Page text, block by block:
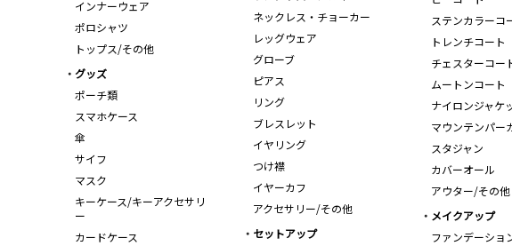
インナーウェア
ポロシャツ
トップス/その他
ステンカラーコ
トレンチコート
チェスターコー
ムートンコート
ナイロンジャケ
マウンテンパー
スタジャン
カバーオール
アウター/その他
ネックレス・チョーカー
レッグウェア
グローブ
ピアス
リング
ブレスレット
イヤリング
つけ襟
イヤーカフ
アクセサリー/その他
グッズ
ポーチ類
スマホケース
傘
サイフ
マスク
キーケース/キーアクセサリ
ー
カードケース
メイクアップ
ファンデーショ
セットアップ